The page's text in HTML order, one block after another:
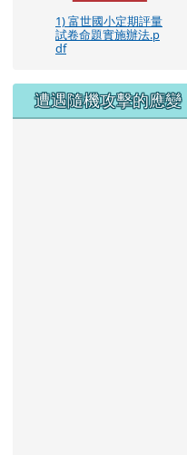
1) 富世國小定期評量
試卷命題實施辦法.p
df
遭遇隨機攻擊的應變